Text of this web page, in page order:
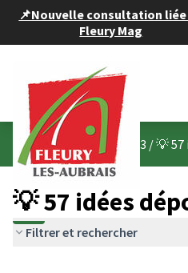
📌Nouvelle consultation liée
Fleury Mag
Budget participatif 2023 /💡 57
💡 57 idées
Filtrer et rechercher
Panneau de gestion des cookies